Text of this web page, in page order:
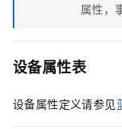
属性，
设备属性表
设备属性定义请参见